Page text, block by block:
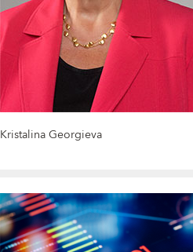
Kristalina Georgieva